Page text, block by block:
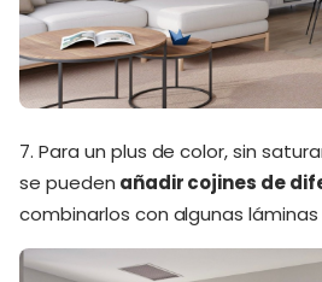
7. Para un plus de color, sin
se pueden añadir cojines de
combinarlos con algunas